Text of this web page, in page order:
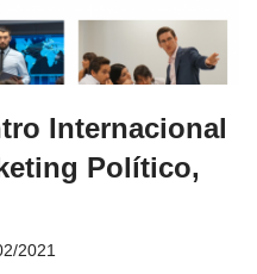
Internacional
Político,
2021